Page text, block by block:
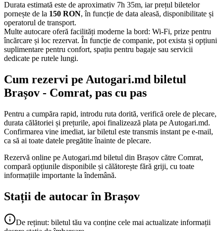
Durata estimată este de aproximativ 7h 35m, iar prețul biletelor
pornește de la 150 RON, în funcție de data aleasă, disponibilitate și
operatorul de transport.
Multe autocare oferă facilități moderne la bord: Wi-Fi, prize pentru
încărcare și loc rezervat. În funcție de companie, pot exista și opțiuni
suplimentare pentru confort, spațiu pentru bagaje sau servicii
dedicate pe rutele lungi.
Cum rezervi pe Autogari.md biletul
Brașov - Comrat, pas cu pas
Pentru a cumpăra rapid, introdu ruta dorită, verifică orele de plecare,
durata călătoriei și prețurile, apoi finalizează plata pe Autogari.md.
Confirmarea vine imediat, iar biletul este transmis instant pe e-mail,
ca să ai toate datele pregătite înainte de plecare.
Rezervă online pe Autogari.md biletul din Brașov către Comrat,
compară opțiunile disponibile și călătorește fără griji, cu toate
informațiile importante la îndemână.
Stații de autocar în Brașov
De reținut: biletul tău va conține cele mai actualizate informații